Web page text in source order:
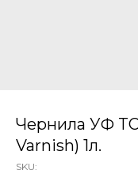
Чернила УФ
Varnish) 1л.
SKU: